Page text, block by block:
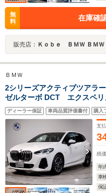
無
料
在庫確
販売店： Ｋｏｂｅ ＢＭＷ ＢＭＷ Ｐｒ
ＢＭＷ
2シリーズアクティブツアラ
ゼルターボ DCT エクスペ
ト アンビエントライト
ト 電動シート シートヒー
イ リヤビューカメラ
蔵型ETC
ディーラー保証 車両品質評価書付 購入
支
残
年
車
保